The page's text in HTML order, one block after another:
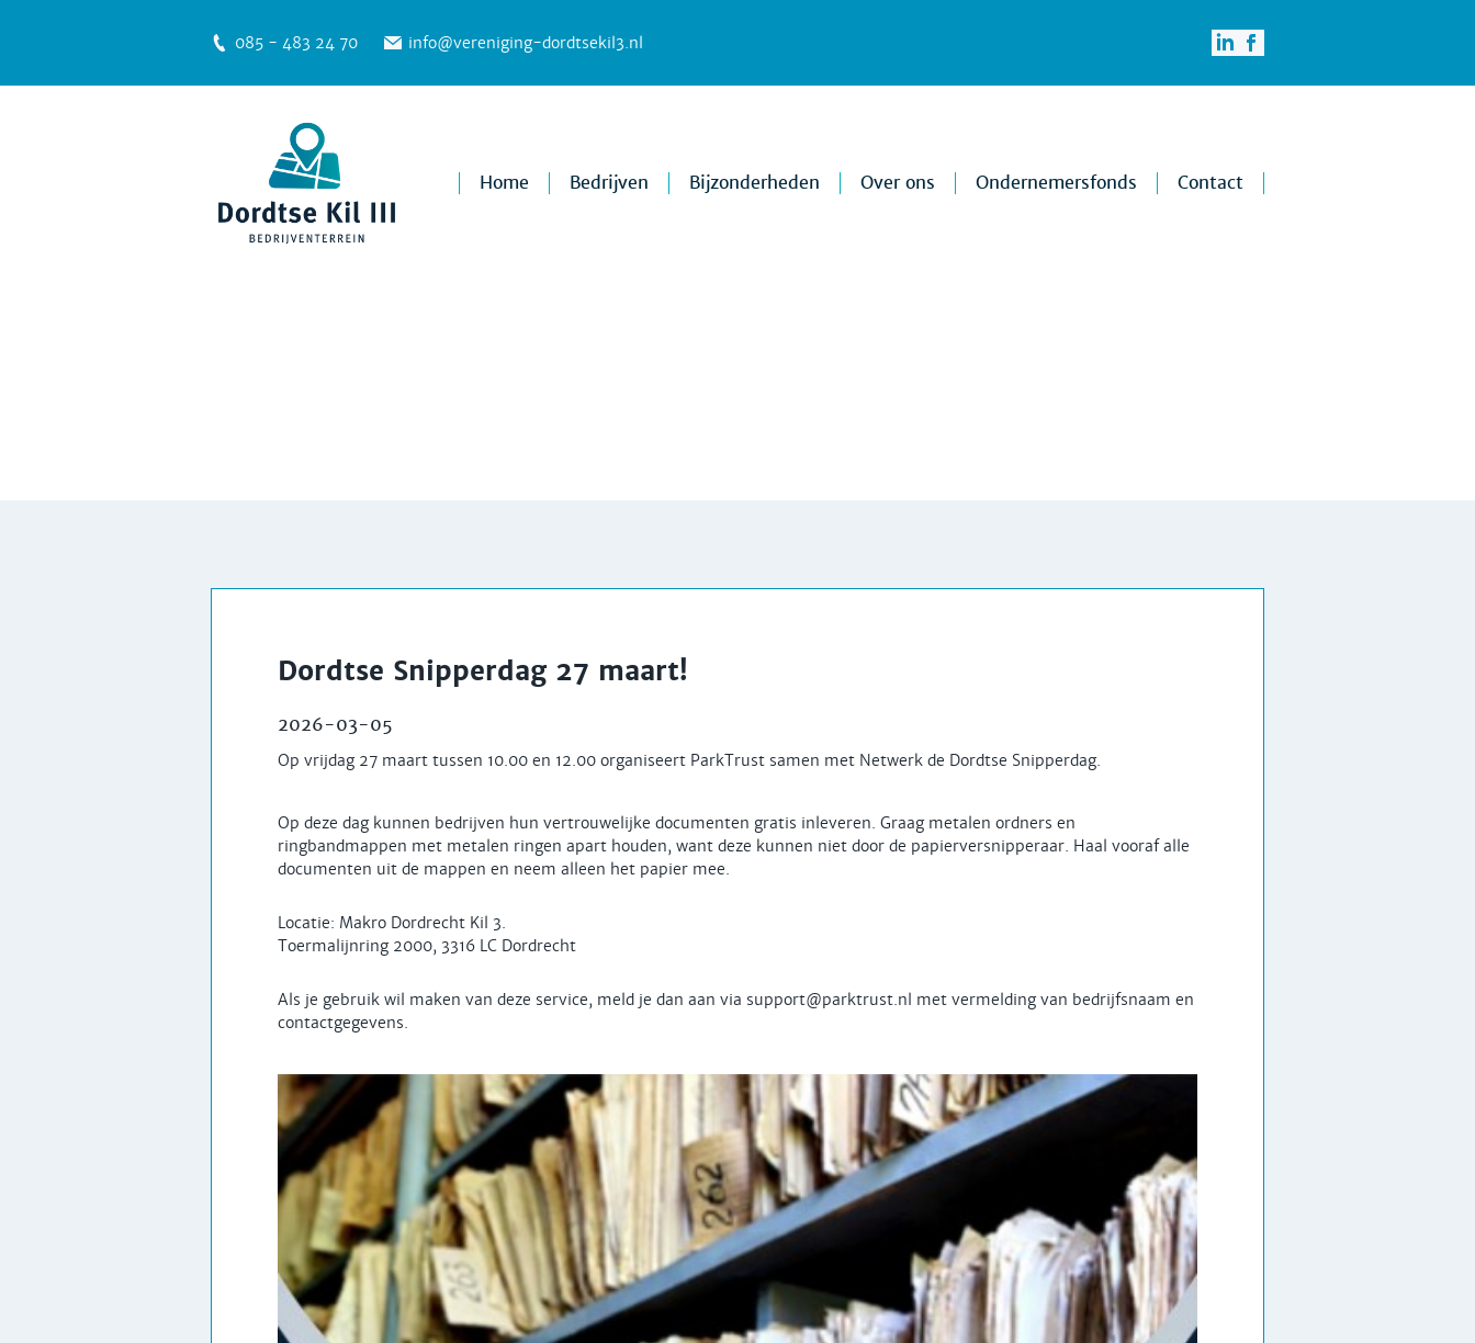
085 - 483 24 70 info@vereniging-dordtsekil3.nl
Home Bedrijven Bijzonderheden Over ons Ondernemersfonds Contact
Dordtse Snipperdag 27 maart!
2026-03-05
Op vrijdag 27 maart tussen 10.00 en 12.00 organiseert ParkTrust samen met Netwerk de Dordtse Snipperdag.
Op deze dag kunnen bedrijven hun vertrouwelijke documenten gratis inleveren. Graag metalen ordners en
ringbandmappen met metalen ringen apart houden, want deze kunnen niet door de papierversnipperaar. Haal vooraf alle
documenten uit de mappen en neem alleen het papier mee.
Locatie: Makro Dordrecht Kil 3.
Toermalijnring 2000, 3316 LC Dordrecht
Als je gebruik wil maken van deze service, meld je dan aan via support@parktrust.nl met vermelding van bedrijfsnaam en
contactgegevens.